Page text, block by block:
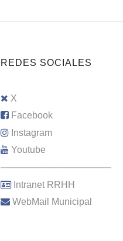
REDES SOCIALES
X
Facebook
Instagram
Youtube
–––––––––––––––––––––
Intranet RRHH
WebMail Municipal